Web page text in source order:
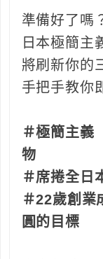
準備好了嗎
日本極簡主
將刷新你的
手把手教你
＃極簡主
物
＃席捲全日
＃22歲創業
圓的目標